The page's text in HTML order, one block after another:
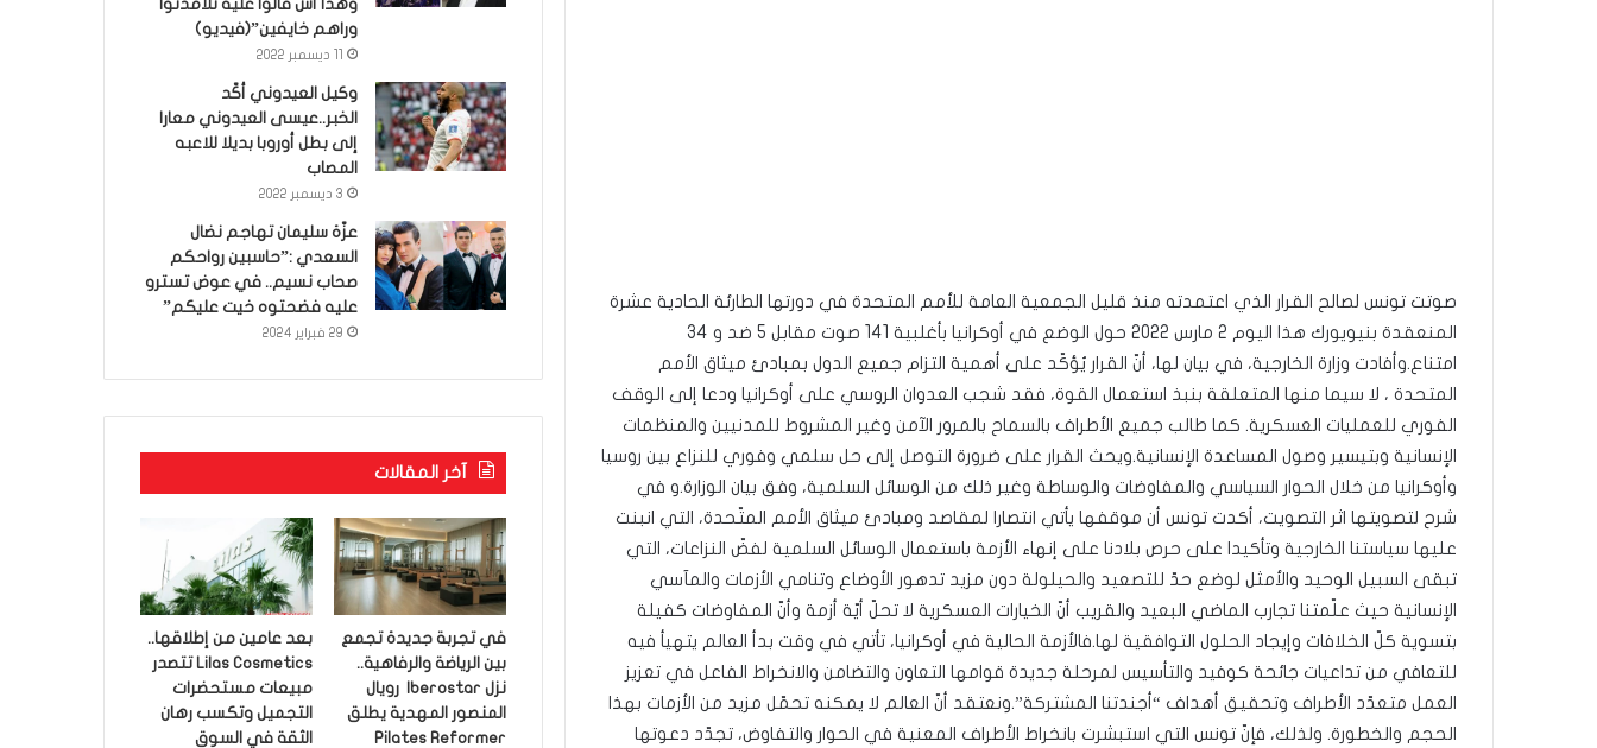
صوتت تونس لصالح القرار الذي اعتمدته منذ قليل الجمعية العامة للأمم المتحدة في دورتها الطارئة الحادية عشرة
المنعقدة بنيويورك هذا اليوم 2 مارس 2022 حول الوضع في أوكرانيا بأغلبية 141 صوت مقابل 5 ضد و 34
امتناع.وأفادت وزارة الخارجية، في بيان لها، أنّ القرار يُؤكّد على أهمية التزام جميع الدول بمبادئ ميثاق الأمم
المتحدة ، لا سيما منها المتعلقة بنبذ استعمال القوة، فقد شجب العدوان الروسي على أوكرانيا ودعا إلى الوقف
الفوري للعمليات العسكرية. كما طالب جميع الأطراف بالسماح بالمرور الآمن وغير المشروط للمدنيين والمنظمات
الإنسانية وبتيسير وصول المساعدة الإنسانية.ويحث القرار على ضرورة التوصل إلى حل سلمي وفوري للنزاع بين روسيا
وأوكرانيا من خلال الحوار السياسي والمفاوضات والوساطة وغير ذلك من الوسائل السلمية، وفق بيان الوزارة.و في
شرح لتصويتها اثر التصويت، أكدت تونس أن موقفها يأتي انتصارا لمقاصد ومبادئ ميثاق الأمم المتّحدة، التي انبنت
عليها سياستنا الخارجية وتأكيدا على حرص بلادنا على إنهاء الأزمة باستعمال الوسائل السلمية لفضّ النزاعات، التي
تبقى السبيل الوحيد والأمثل لوضع حدّ للتصعيد والحيلولة دون مزيد تدهور الأوضاع وتنامي الأزمات والمآسي
الإنسانية حيث علّمتنا تجارب الماضي البعيد والقريب أنّ الخيارات العسكرية لا تحلّ أيّة أزمة وأنّ المفاوضات كفيلة
بتسوية كلّ الخلافات وإيجاد الحلول التوافقية لها.فالأزمة الحالية في أوكرانيا، تأتي في وقت بدأ العالم يتهيأ فيه
للتعافي من تداعيات جائحة كوفيد والتأسيس لمرحلة جديدة قوامها التعاون والتضامن والانخراط الفاعل في تعزيز
العمل متعدّد الأطراف وتحقيق أهداف “أجندتنا المشتركة”.ونعتقد أنّ العالم لا يمكنه تحمّل مزيد من الأزمات بهذا
الحجم والخطورة. ولذلك، فإنّ تونس التي استبشرت بانخراط الأطراف المعنية في الحوار والتفاوض، تجدّد دعوتها
وهذا أش قالوا عليه تلامذتوا
وراهم خايفين”(فيديو)
وكيل العيدوني أكّد
الخبر..عيسى العيدوني معارا
إلى بطل أوروبا بديلا للاعبه
المصاب
3 ديسمبر 2022
عزّة سليمان تهاجم نضال
السعدي :”حاسبين رواحكم
صحاب نسيم.. في عوض تسترو
عليه فضحتوه خيت عليكم”
29 فبراير 2024
آخر المقالات
في تجربة جديدة تجمع
بين الرياضة والرفاهية..
نزل Iberostar رويال
المنصور المهدية يطلق
Pilates Reformer
بعد عامين من إطلاقها..
Lilas Cosmetics تتصدر
مبيعات مستحضرات
التجميل وتكسب رهان
الثقة في السوق